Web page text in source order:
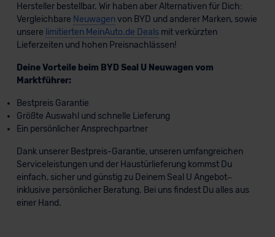
Hersteller bestellbar. Wir haben aber Alternativen für Dich:
Vergleichbare Neuwagenvon BYD und anderer Marken, sowie
unsere limitierten MeinAuto.de Dealsmit verkürzten
Lieferzeiten und hohen Preisnachlässen!
Deine Vorteile beim BYD Seal U Neuwagen vom
Marktführer:
Bestpreis Garantie
Größte Auswahl und schnelle Lieferung
Ein persönlicher Ansprechpartner
Dank unserer Bestpreis-Garantie, unseren umfangreichen
Serviceleistungen und der Haustürlieferung kommst Du
einfach, sicher und günstig zu Deinem Seal U Angebot–
inklusive persönlicher Beratung. Bei uns findest Du alles aus
einer Hand.